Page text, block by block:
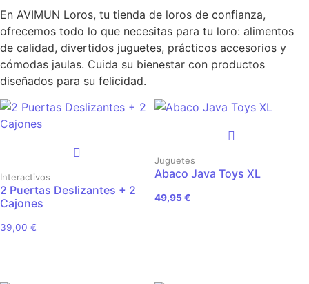
En AVIMUN Loros, tu tienda de loros de confianza,
ofrecemos todo lo que necesitas para tu loro: alimentos
de calidad, divertidos juguetes, prácticos accesorios y
cómodas jaulas. Cuida su bienestar con productos
diseñados para su felicidad.
Interactivos
2 Puertas Deslizantes + 2
Cajones
39,00 €
Juguetes
Abaco Java Toys XL
49,95 €